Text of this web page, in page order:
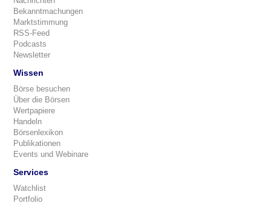
Bekanntmachungen
Marktstimmung
RSS-Feed
Podcasts
Newsletter
Wissen
Börse besuchen
Über die Börsen
Wertpapiere
Handeln
Börsenlexikon
Publikationen
Events und Webinare
Services
Watchlist
Portfolio